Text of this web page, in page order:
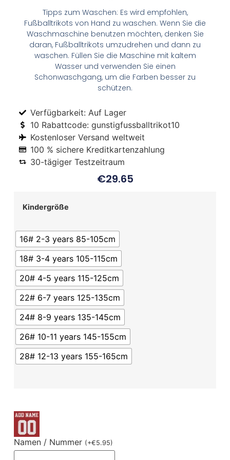
Tipps zum Waschen: Es wird empfohlen,
Fußballtrikots von Hand zu waschen. Wenn Sie die
Waschmaschine benutzen möchten, denken Sie
daran, Fußballtrikots umzudrehen und dann zu
waschen. Füllen Sie die Maschine mit kaltem
Wasser und verwenden Sie einen
Schonwaschgang, um die Farben besser zu
schützen.
Verfügbarkeit: Auf Lager
10 Rabattcode: gunstigfussballtrikot10
Kostenloser Versand weltweit
100 % sichere Kreditkartenzahlung
30-tägiger Testzeitraum
€29.65
Kindergröße
16# 2-3 years 85-105cm
18# 3-4 years 105-115cm
20# 4-5 years 115-125cm
22# 6-7 years 125-135cm
24# 8-9 years 135-145cm
26# 10-11 years 145-155cm
28# 12-13 years 155-165cm
Namen / Nummer (+€5.95)